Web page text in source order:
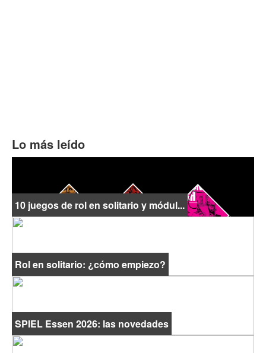
Lo más leído
10 juegos de rol en solitario y módul...
Rol en solitario: ¿cómo empiezo?
SPIEL Essen 2026: las novedades